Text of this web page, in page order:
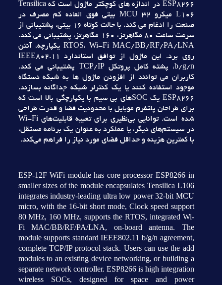
ESP8266 در اندازه هاي کوچکتر ماژول است که Tensilica
L106 ميکرو MCU 32 بيتي فوق العاده کم مصرف در
صنعت را ادغام مي کند، با حالت کوتاه 16 بيتي، پشتيباني از
سرعت ساعت 80 مگاهرتز، 160 مگاهرتز، پشتيباني مي کند.
RTOS، Wi-Fi MAC/BB/RF/PA/LNA يکپارچه، آنتن
روي برد. اين ماژول از توافق استاندارد IEEE802.11
b/g/n، پشته کامل پروتکل TCP/IP پشتيباني مي کند.
کاربران مي توانند از افزودن ماژول ها به شبکه دستگاه
موجود استفاده کنند يا يک کنترلر شبکه جداگانه بسازند.
ESP8266 يک SOCهاي بي سيم با يکپارچگي بالا است که
براي طراحان پلتفرم موبايل با محدوديت فضا و قدرت طراحي
شده است. توانايي بي‌نظيري براي تعبيه قابليت‌هاي Wi-Fi
در سيستم‌هاي ديگر، يا عملکرد به عنوان يک برنامه مستقل،
با کمترين هزينه و حداقل فضاي مورد نياز را فراهم مي‌کند.
ESP-12F WiFi module has core processor ESP8266 in
smaller sizes of the module encapsulates Tensilica L106
integrates industry-leading ultra low power 32-bit MCU
micro, with the 16-bit short mode, Clock speed support
80 MHz, 160 MHz, supports the RTOS, integrated Wi-
Fi MAC/BB/RF/PA/LNA, on-board antenna. The
module supports standard IEEE802.11 b/g/n agreement,
complete TCP/IP protocol stack. Users can use the add
modules to an existing device networking, or building a
separate network controller. ESP8266 is high integration
wireless SOCs, designed for space and power